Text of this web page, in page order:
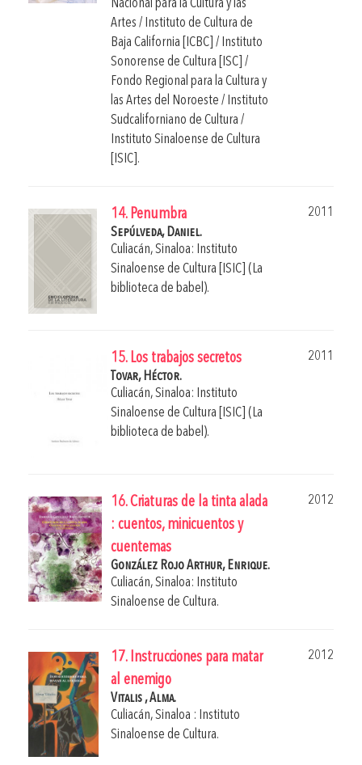
Nacional para la Cultura y las
Artes / Instituto de Cultura de
Baja California [ICBC] / Instituto
Sonorense de Cultura [ISC] /
Fondo Regional para la Cultura y
las Artes del Noroeste / Instituto
Sudcaliforniano de Cultura /
Instituto Sinaloense de Cultura
[ISIC].
14. Penumbra
2011
Sepúlveda, Daniel.
Culiacán, Sinaloa: Instituto
Sinaloense de Cultura [ISIC] (La
biblioteca de babel).
15. Los trabajos secretos
2011
Tovar, Héctor.
Culiacán, Sinaloa: Instituto
Sinaloense de Cultura [ISIC] (La
biblioteca de babel).
16. Criaturas de la tinta alada
: cuentos, minicuentos y
cuentemas
2012
González Rojo Arthur, Enrique.
Culiacán, Sinaloa: Instituto
Sinaloense de Cultura.
17. Instrucciones para matar
al enemigo
2012
Vitalis , Alma.
Culiacán, Sinaloa : Instituto
Sinaloense de Cultura.